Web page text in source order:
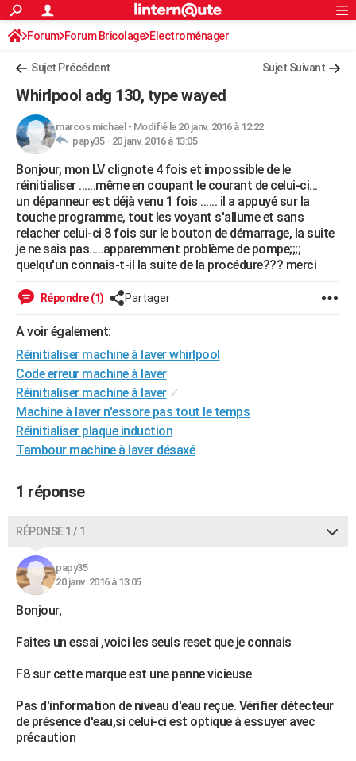
ACTUALITÉS
Politique
Société
Faits Divers
Education
Monde
Villes
+
FINANCE
Retraite
Impôts
Epargne
Immobilier
Risques naturels par ville
Banque
Assurance
Crédit
AUTO
Essais
Réserver un essai
Citadines
Berlines
SUV
Forum auto
+HIGH-TECH
Mobiles
Meilleur smartphone
Internet
Ordinateurs
Jeux vidéo
Guide high-tech
+BRICOLAGE
Forum
Aménagement intérieur
Extérieur
Cuisine
Salle de bains
Jardinage
Rangement
WEEK-END
Guides de France
Escapades
Patrimoine
Expositions
Musées
Week-end nature
Art de vivre
Bien-être
Loisirs
Mode
Modes de vie
Alimentation
Guide de la santé
Maladies
Médicaments
Sommeil
Destinations
City break
Voyage nature
Voyage de noces
Forum
Climat
+PHOTO
GUIDES D'ACHAT
BONS PLANS
Carte de Noël
Carte Bonne année
Carte Saint-Valentin
Carte Pâques
Carte d'anniversaire
DICTIONNAIRE
Dictionnaire
Biographies
Citations
Expressions
Proverbes
PROGRAMME TV
COPAINS D'AVANT
S'inscrire
Se connecter
Lycées
Collèges
Primaires
Universités
Entreprises
Service militaire
Avis de recherche
S'inscrire
Connexion
Forum Forum Bricolage Electroménager
Sujet Précédent Sujet Suivant
Whirlpool adg 130, type wayed
marcos michael - Modifié le 20 janv. 2016 à 12:22
papy35 - 20 janv. 2016 à 13:05
Bonjour, mon LV clignote 4 fois et impossible de le
réinitialiser ......même en coupant le courant de celui-ci...
un dépanneur est déjà venu 1 fois ...... il a appuyé sur la
touche programme, tout les voyant s'allume et sans
relacher celui-ci 8 fois sur le bouton de démarrage, la suite
je ne sais pas.....apparemment problème de pompe;;;;
quelqu'un connais-t-il la suite de la procédure??? merci
Répondre (1) Partager
A voir également:
Réinitialiser machine à laver whirlpool
Code erreur machine à laver
Réinitialiser machine à laver ✓
Machine à laver n'essore pas tout le temps
Réinitialiser plaque induction
Tambour machine à laver désaxé
1 réponse
RÉPONSE 1 / 1
papy35
20 janv. 2016 à 13:05
Bonjour,
Faites un essai ,voici les seuls reset que je connais
F8 sur cette marque est une panne vicieuse
Pas d'information de niveau d'eau reçue. Vérifier détecteur
de présence d'eau,si celui-ci est optique à essuyer avec
précaution